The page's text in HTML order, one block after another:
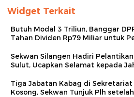
Widget Terkait
Butuh Modal 3 Triliun, Banggar
Tahan Dividen Rp79 Miliar untuk
Sekwan Silangen Hadiri
Sulut, Ucapkan Selamat kepada
Tiga Jabatan Kabag di
Kosong, Sekwan Tunjuk Plh